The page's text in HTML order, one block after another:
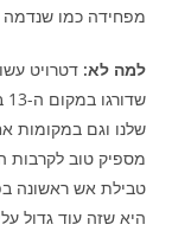
מפחידה כמו שנדמה
למה לא: דטרויט
שלנו וגם במקומות
מספיק טוב לקרבות
טבילת אש ראשונה
היא שזה עוד גדול